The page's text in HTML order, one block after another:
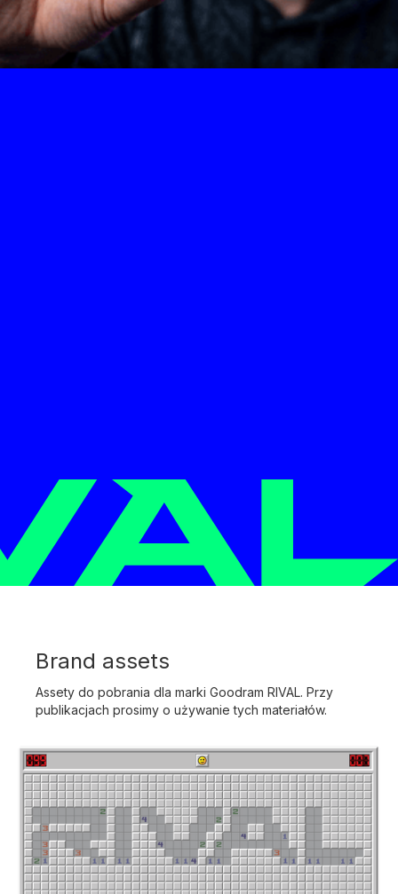
Brand assets
Assety do pobrania dla marki Goodram RIVAL. Przy
publikacjach prosimy o używanie tych materiałów.